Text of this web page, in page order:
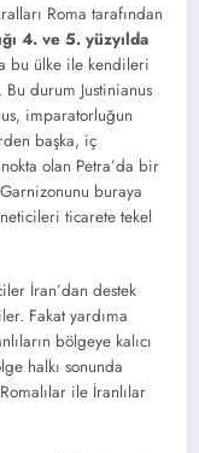
Roma tarafından
4. ve 5. yüzyılda
bu ülke ile kendileri
Bu durum Justinianus
imparatorluğun
başka, iç
olan Petra’da bir
buraya
ticarete tekel
İran’dan destek
Fakat yardıma
bölgeye kalıcı
halkı sonunda
ile İranlılar